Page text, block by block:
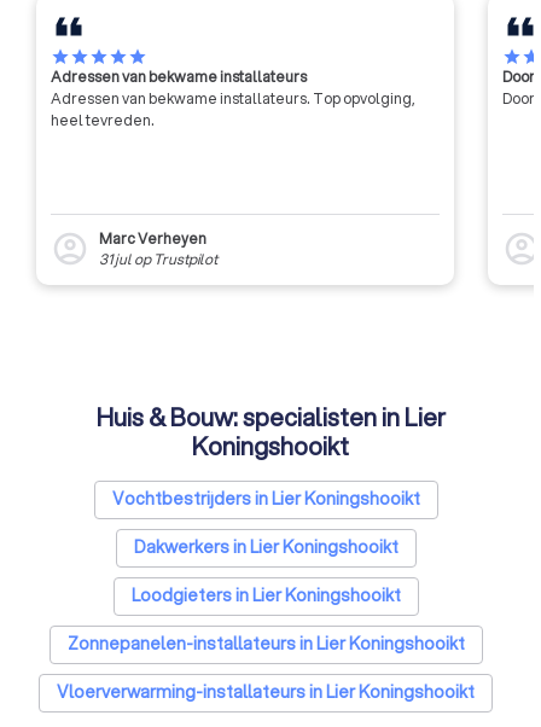
van de industrie
starstarstarstarstar
Adressen van bekwame installateurs
Adressen van bekwame installateurs. Top opvolging,
heel tevreden.
account_circle
Marc Verheyen
31 julop Trustpilot
starstar
Door
Door
account_circle
Huis & Bouw: specialisten in Lier
Koningshooikt
Vochtbestrijders in Lier Koningshooikt
Dakwerkers in Lier Koningshooikt
Loodgieters in Lier Koningshooikt
Zonnepanelen-installateurs in Lier Koningshooikt
Vloerverwarming-installateurs in Lier Koningshooikt